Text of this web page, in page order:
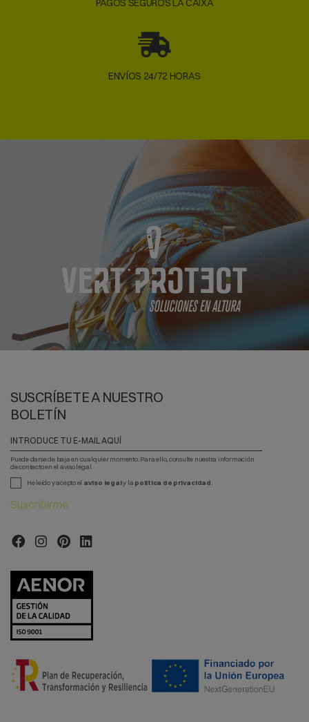
PAGOS SEGUROS LA CAIXA
ENVÍOS 24/72 HORAS
SUSCRÍBETE A NUESTRO
BOLETÍN
Puede darse de baja en cualquier momento. Para ello, consulte nuestra información
de contacto en el aviso legal.
He leído y acepto el aviso legaly la política de privacidad
Suscribirme